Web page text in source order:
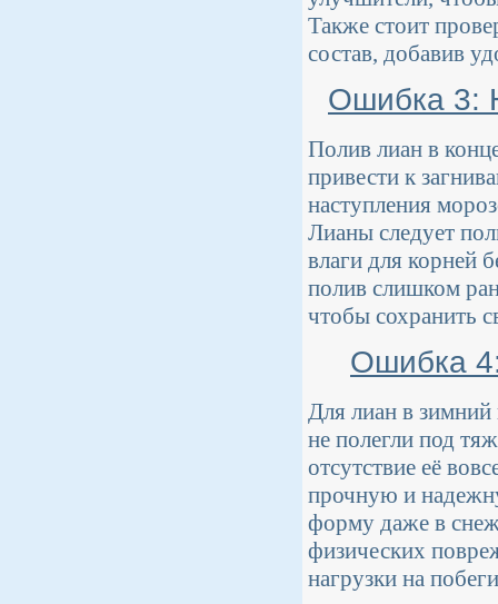
Также стоит
состав, добавив
Ошибка 3:
Полив лиан в
привести к
наступления
Лианы следует
влаги для корней
полив слишком
чтобы сохранить
Ошибка
Для лиан в
не полегли под
отсутствие её
прочную и
форму даже в
физических
нагрузки на